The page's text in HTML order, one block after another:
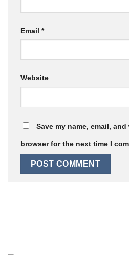
Email *
Website
Save my name, email,
browser for the next time I